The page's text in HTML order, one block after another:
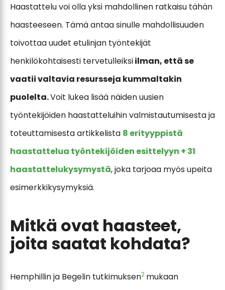
Haastattelu voi olla yksi mahdollinen ratkaisu tähän
haasteeseen. Tämä antaa sinulle mahdollisuuden
toivottaa uudet etulinjan työntekijät
henkilökohtaisesti tervetulleiksiilman, että se
vaatii valtavia resursseja kummaltakin
puolelta.Voit lukea lisää näiden uusien
työntekijöiden haastatteluihin valmistautumisesta ja
toteuttamisesta artikkelista 8 erityyppistä
haastattelua työntekijöiden esittelyyn + 31
haastattelukysymystä, joka tarjoaa myös upeita
esimerkkikysymyksiä.
Mitkä ovat haasteet,
joita saatat kohdata?
Hemphillin ja Begelin tutkimuksen2 mukaan